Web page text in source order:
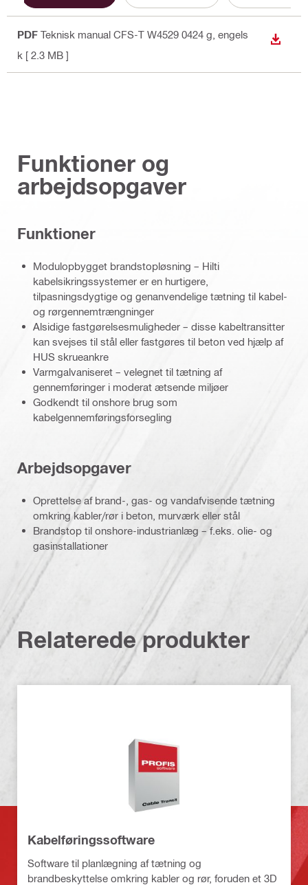
PDF Teknisk manual CFS-T W4529 0424 g , engels
k [ 2.3 MB ]
Funktioner og
arbejdsopgaver
Funktioner
Modulopbygget brandstopløsning – Hilti
kabelsikringssystemer er en hurtigere,
tilpasningsdygtige og genanvendelige tætning til kabel-
og rørgennemtrængninger
Alsidige fastgørelsesmuligheder – disse kabeltransitter
kan svejses til stål eller fastgøres til beton ved hjælp af
HUS skrueankre
Varmgalvaniseret – velegnet til tætning af
gennemføringer i moderat ætsende miljøer
Godkendt til onshore brug som
kabelgennemføringsforsegling
Arbejdsopgaver
Oprettelse af brand-, gas- og vandafvisende tætning
omkring kabler/rør i beton, murværk eller stål
Brandstop til onshore-industrianlæg – f.eks. olie- og
gasinstallationer
Relaterede produkter
Kabelføringssoftware
Software til planlægning af tætning og
brandbeskyttelse omkring kabler og rør, foruden et 3D